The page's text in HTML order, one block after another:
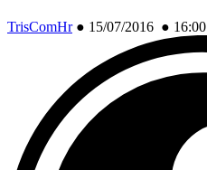
TrisComHr● 15/07/2016 ● 16:00